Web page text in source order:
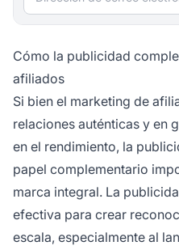
Cómo la publicidad
afiliados
Si bien el marketing de
relaciones auténticas y en
en el rendimiento, la
papel complementario
marca integral. La
efectiva para crear
escala, especialmente al